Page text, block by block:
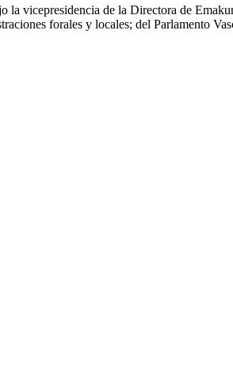
vicepresidencia de la Directora de
forales y locales; del Parlamento